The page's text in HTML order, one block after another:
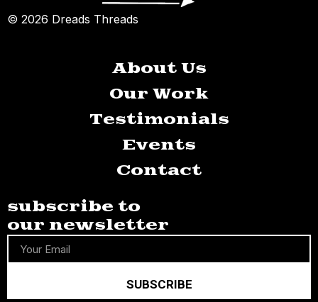
© 2026 Dreads Threads
About Us
Our Work
Testimonials
Events
Contact
subscribe to
our newsletter
SUBSCRIBE